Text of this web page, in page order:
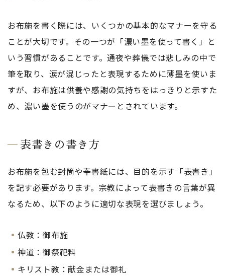
お布施を書く際には、いくつかの基本的なマナーを守る
ことが大切です。その一つが「濃い墨を使って書く」と
いう習慣があることです。通夜や葬儀では悲しみの中で
筆を取り、涙が混じったと表現するために薄墨を使いま
すが、お布施は供養や感謝の気持ちをはっきりと示すた
め、濃い墨を使うのがマナーとされています。
表書きの書き方
お布施を包む封筒や奉書紙には、目的を示す「表書き」
を記す必要があります。宗教によって表書きの言葉が異
なるため、以下のように適切な表現を選びましょう。
仏教：御布施
神道：御祭祀料
キリスト教：献金または御礼